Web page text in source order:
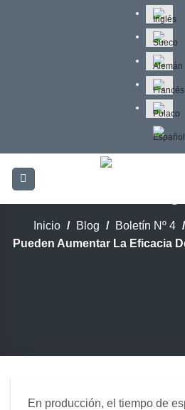
Los alimentadores
Inicio / Blog / Boletín Nº 4 /
Pueden Aumentar La Eficacia
En producción, el tiempo de